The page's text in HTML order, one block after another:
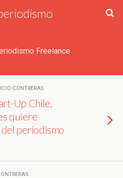
Freelance
CONTRERAS
Up Chile,
quiere
periodismo